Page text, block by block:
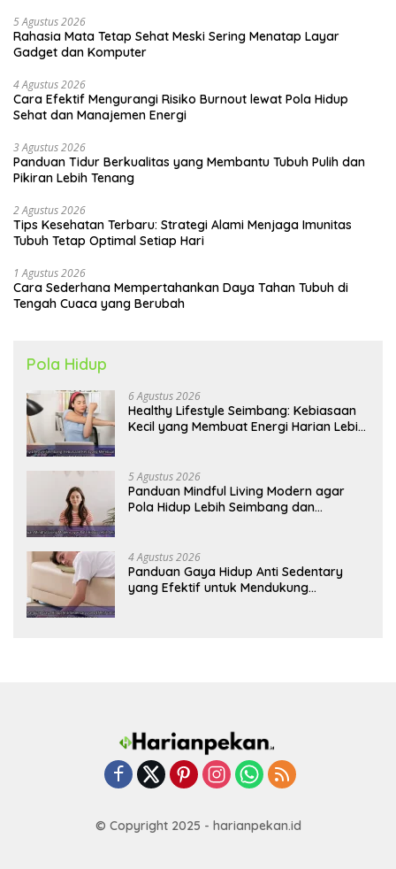
5 Agustus 2026
Rahasia Mata Tetap Sehat Meski Sering Menatap Layar
Gadget dan Komputer
4 Agustus 2026
Cara Efektif Mengurangi Risiko Burnout lewat Pola Hidup
Sehat dan Manajemen Energi
3 Agustus 2026
Panduan Tidur Berkualitas yang Membantu Tubuh Pulih dan
Pikiran Lebih Tenang
2 Agustus 2026
Tips Kesehatan Terbaru: Strategi Alami Menjaga Imunitas
Tubuh Tetap Optimal Setiap Hari
1 Agustus 2026
Cara Sederhana Mempertahankan Daya Tahan Tubuh di
Tengah Cuaca yang Berubah
Pola Hidup
6 Agustus 2026
Healthy Lifestyle Seimbang: Kebiasaan
Kecil yang Membuat Energi Harian Lebih
5 Agustus 2026
Panduan Mindful Living Modern agar
Pola Hidup Lebih Seimbang dan
4 Agustus 2026
Panduan Gaya Hidup Anti Sedentary
yang Efektif untuk Mendukung
© Copyright 2025 - harianpekan.id